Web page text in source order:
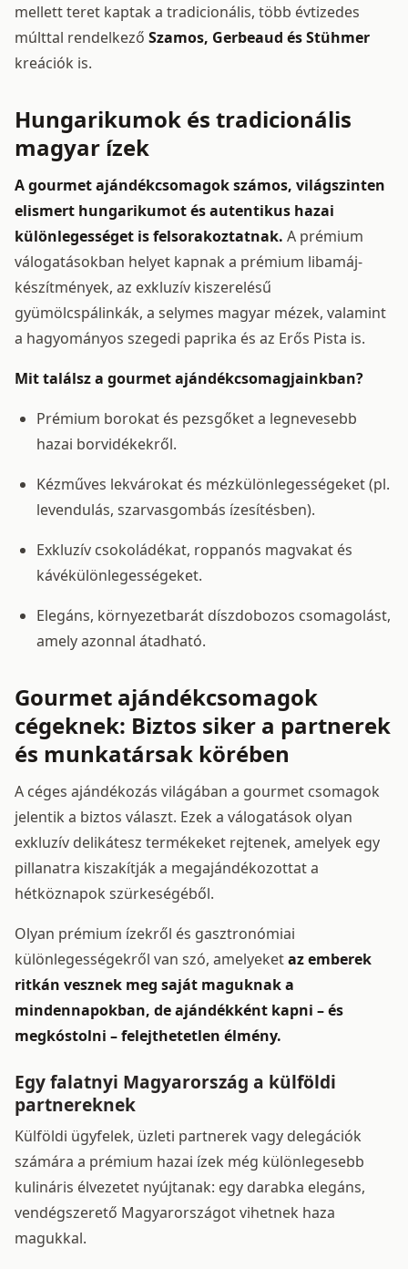
mellett teret kaptak a tradicionális, több évtizedes
múlttal rendelkező Szamos, Gerbeaud és Stühmer
kreációk is.
Hungarikumok és tradicionális
magyar ízek
A gourmet ajándékcsomagok számos, világszinten
elismert hungarikumot és autentikus hazai
különlegességet is felsorakoztatnak. A prémium
válogatásokban helyet kapnak a prémium libamáj-
készítmények, az exkluzív kiszerelésű
gyümölcspálinkák, a selymes magyar mézek, valamint
a hagyományos szegedi paprika és az Erős Pista is.
Mit találsz a gourmet ajándékcsomagjainkban?
Prémium borokat és pezsgőket a legnevesebb
hazai borvidékekről.
Kézműves lekvárokat és mézkülönlegességeket (pl.
levendulás, szarvasgombás ízesítésben).
Exkluzív csokoládékat, roppanós magvakat és
kávékülönlegességeket.
Elegáns, környezetbarát díszdobozos csomagolást,
amely azonnal átadható.
Gourmet ajándékcsomagok
cégeknek: Biztos siker a partnerek
és munkatársak körében
A céges ajándékozás világában a gourmet csomagok
jelentik a biztos választ. Ezek a válogatások olyan
exkluzív delikátesz termékeket rejtenek, amelyek egy
pillanatra kiszakítják a megajándékozottat a
hétköznapok szürkeségéből.
Olyan prémium ízekről és gasztronómiai
különlegességekről van szó, amelyeketaz emberek
ritkán vesznek meg saját maguknak a
mindennapokban, de ajándékként kapni – és
megkóstolni – felejthetetlen élmény.
Egy falatnyi Magyarország a külföldi
partnereknek
Külföldi ügyfelek, üzleti partnerek vagy delegációk
számára a prémium hazai ízek még különlegesebb
kulináris élvezetet nyújtanak: egy darabka elegáns,
vendégszerető Magyarországot vihetnek haza
magukkal.